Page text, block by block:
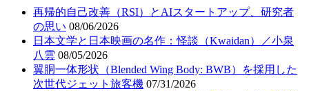
再帰的自己改善（RSI）とAIスタートアップ、研究者
の思い 08/06/2026
日本文学と日本映画の名作：怪談（Kwaidan）／小泉
八雲 08/05/2026
翼胴一体形状（Blended Wing Body: BWB）を採用した
次世代ジェット旅客機 07/31/2026